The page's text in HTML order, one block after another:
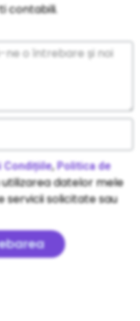
contabili.
Condițiile,Politica de
datelor mele
solicitate sau